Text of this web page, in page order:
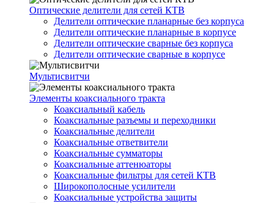
Оптические делители для сетей КТВ
Делители оптические планарные без корпуса
Делители оптические планарные в корпусе
Делители оптические сварные без корпуса
Делители оптические сварные в корпусе
Мультисвитчи
Элементы коаксиального тракта
Коаксиальный кабель
Коаксиальные разъемы и переходники
Коаксиальные делители
Коаксиальные ответвители
Коаксиальные сумматоры
Коаксиальные аттенюаторы
Коаксиальные фильтры для сетей КТВ
Широкополосные усилители
Коаксиальные устройства защиты